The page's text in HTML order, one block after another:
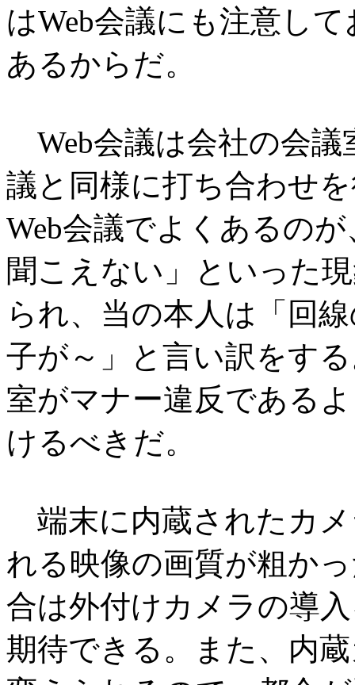
はWeb会議にも注意し
あるからだ。
Web会議は会社の会議
議と同様に打ち合わせ
Web会議でよくあるの
聞こえない」といった
られ、当の本人は「回
子が～」と言い訳をす
室がマナー違反である
けるべきだ。
端末に内蔵されたカ
れる映像の画質が粗か
合は外付けカメラの導
期待できる。また、内